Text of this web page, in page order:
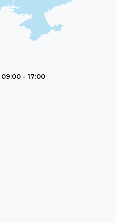
09:00 - 17:00